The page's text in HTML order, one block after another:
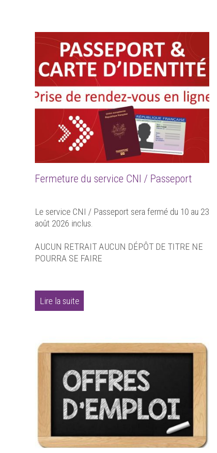
Fermeture du service CNI / Passeport
Le service CNI / Passeport sera fermé du 10 au 23
août 2026 inclus.
AUCUN RETRAIT AUCUN DÉPÔT DE TITRE NE
POURRA SE FAIRE
Lire la suite